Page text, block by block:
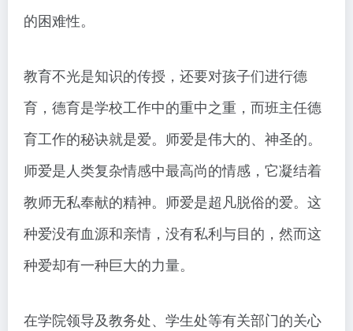
的困难性。
教育不光是知识的传授，还要对孩子们进行德
育，德育是学校工作中的重中之重，而班主任德
育工作的秘诀就是爱。师爱是伟大的、神圣的。
师爱是人类复杂情感中最高尚的情感，它凝结着
教师无私奉献的精神。师爱是超凡脱俗的爱。这
种爱没有血源和亲情，没有私利与目的，然而这
种爱却有一种巨大的力量。
在学院领导及教务处、学生处等有关部门的关心